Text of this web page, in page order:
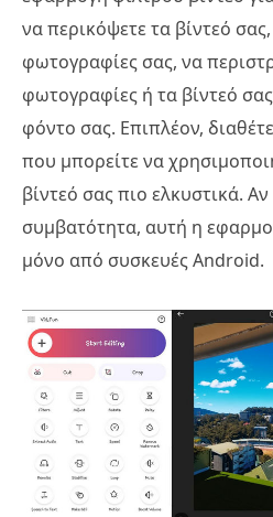
να περικόψετε τα βίντεό
φωτογραφίες σας, να
φωτογραφίες ή τα βίντεό
φόντο σας. Επιπλέον,
που μπορείτε να
βίντεό σας πιο ελκυστικά. Αν
συμβατότητα, αυτή η
μόνο από συσκευές Android.